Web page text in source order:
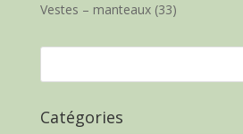
Vestes – manteaux(33)
Catégories